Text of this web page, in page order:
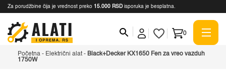
Za porudžbine čija je vrednost preko 15.000 RSD isporuka je besplatna.
0
Početna - Električni alat - Black+Decker KX1650 Fen za vreo vazduh
1750W